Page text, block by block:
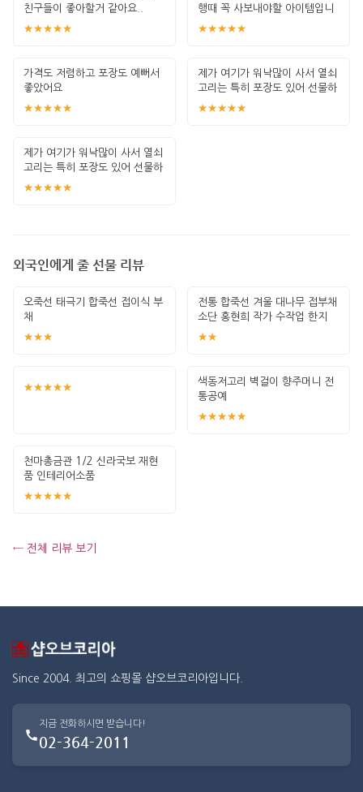
친구들이 좋아할거 같아요..
★★★★★
행때 꼭 사보내야할 아이템입니
다. 잘 썻습
★★★★★
가격도 저렴하고 포장도 예뻐서
좋았어요
★★★★★
제가 여기가 워낙많이 사서 열쇠
고리는 특히 포장도 있어 선물하
기 좋고 퀄
★★★★★
제가 여기가 워낙많이 사서 열쇠
고리는 특히 포장도 있어 선물하
기 좋고 퀄
★★★★★
외국인에게 줄 선물 리뷰
오죽선 태극기 합죽선 접이식 부
채
★★★
전통 합죽선 겨울 대나무 접부채
소단 홍현희 작가 수작업 한지
그림 고급
★★
★★★★★
색동저고리 벽걸이 향주머니 전
통공예
★★★★★
천마총금관 1/2 신라국보 재현
품 인테리어소품
★★★★★
← 전체 리뷰 보기
Since 2004. 최고의 쇼핑몰 샵오브코리아입니다.
지금 전화하시면 받습니다!
02-364-2011